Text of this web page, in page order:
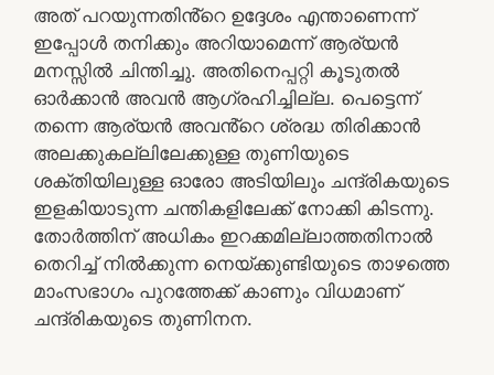
അത് പറയുന്നതിൻ്റെ ഉദ്ദേശം എന്താണെന്ന്
ഇപ്പോൾ തനിക്കും അറിയാമെന്ന് ആര്യൻ
മനസ്സിൽ ചിന്തിച്ചു. അതിനെപ്പറ്റി കൂടുതൽ
ഓർക്കാൻ അവൻ ആഗ്രഹിച്ചില്ല. പെട്ടെന്ന്
തന്നെ ആര്യൻ അവൻ്റെ ശ്രദ്ധ തിരിക്കാൻ
അലക്കുകല്ലിലേക്കുള്ള തുണിയുടെ
ശക്തിയിലുള്ള ഓരോ അടിയിലും ചന്ദ്രികയുടെ
ഇളകിയാടുന്ന ചന്തികളിലേക്ക് നോക്കി കിടന്നു.
തോർത്തിന് അധികം ഇറക്കമില്ലാത്തതിനാൽ
തെറിച്ച് നിൽക്കുന്ന നെയ്ക്കുണ്ടിയുടെ താഴത്തെ
മാംസഭാഗം പുറത്തേക്ക് കാണും വിധമാണ്
ചന്ദ്രികയുടെ തുണിനന.